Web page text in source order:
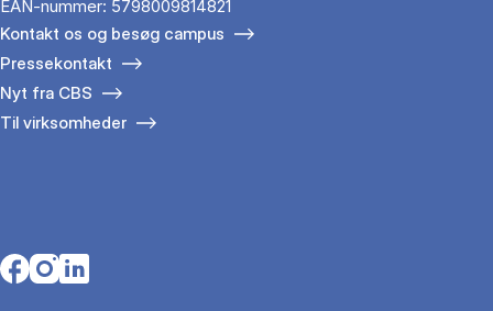
EAN-nummer: 5798009814821
Kontakt os og besøg campus
Pressekontakt
Nyt fra CBS
Til virksomheder
Opens in a new tab
Opens in a new tab
Opens in a new tab